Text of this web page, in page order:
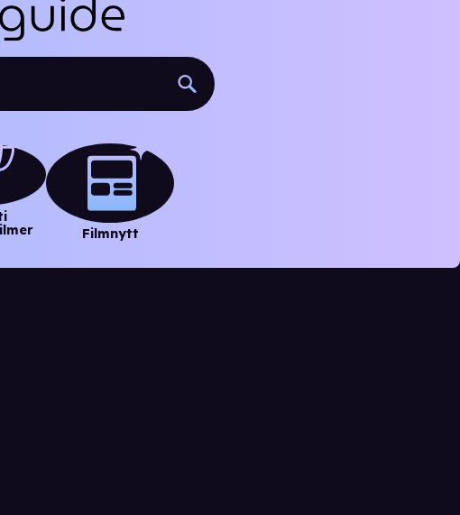
Filmnytt